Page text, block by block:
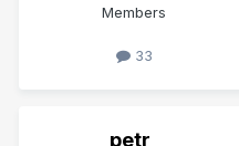
Members
33
petr